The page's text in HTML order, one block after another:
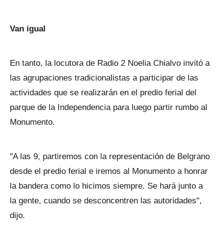
Van igual
En tanto, la locutora de Radio 2 Noelia Chialvo invitó a
las agrupaciones tradicionalistas a participar de las
actividades que se realizarán en el predio ferial del
parque de la Independencia para luego partir rumbo al
Monumento.
"A las 9, partiremos con la representación de Belgrano
desde el predio ferial e iremos al Monumento a honrar
la bandera como lo hicimos siempre. Se hará junto a
la gente, cuando se desconcentren las autoridades",
dijo.